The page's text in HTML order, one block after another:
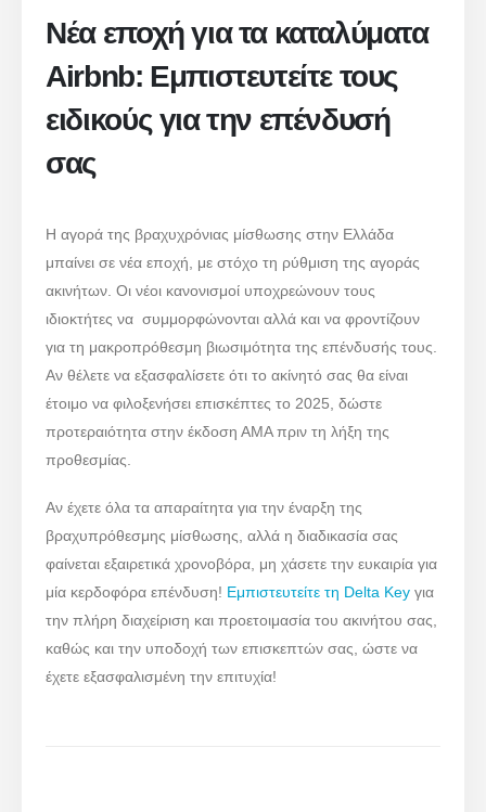
Νέα εποχή για τα καταλύματα
Airbnb: Εμπιστευτείτε τους
ειδικούς για την επένδυσή
σας
Η αγορά της βραχυχρόνιας μίσθωσης στην Ελλάδα
μπαίνει σε νέα εποχή, με στόχο τη ρύθμιση της αγοράς
ακινήτων. Οι νέοι κανονισμοί υποχρεώνουν τους
ιδιοκτήτες να συμμορφώνονται αλλά και να φροντίζουν
για τη μακροπρόθεσμη βιωσιμότητα της επένδυσής τους.
Αν θέλετε να εξασφαλίσετε ότι το ακίνητό σας θα είναι
έτοιμο να φιλοξενήσει επισκέπτες το 2025, δώστε
προτεραιότητα στην έκδοση ΑΜΑ πριν τη λήξη της
προθεσμίας.
Αν έχετε όλα τα απαραίτητα για την έναρξη της
βραχυπρόθεσμης μίσθωσης, αλλά η διαδικασία σας
φαίνεται εξαιρετικά χρονοβόρα, μη χάσετε την ευκαιρία για
μία κερδοφόρα επένδυση! Εμπιστευτείτε τη Delta Key για
την πλήρη διαχείριση και προετοιμασία του ακινήτου σας,
καθώς και την υποδοχή των επισκεπτών σας, ώστε να
έχετε εξασφαλισμένη την επιτυχία!